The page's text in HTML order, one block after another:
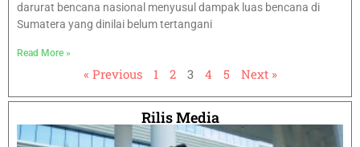
darurat bencana nasional menyusul dampak luas bencana di
Sumatera yang dinilai belum tertangani
Read More »
« Previous 1 2 3 4 5 Next »
Rilis Media